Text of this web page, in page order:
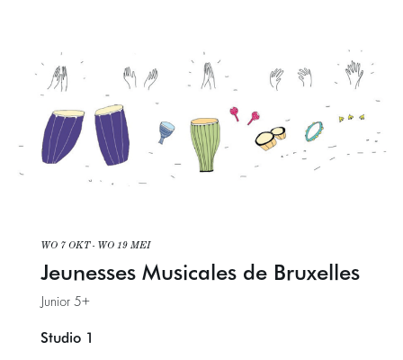
Jeunesses Musicales de Bruxelles
Junior 5+
WO 7 OKT- WO 19 MEI
Studio 1